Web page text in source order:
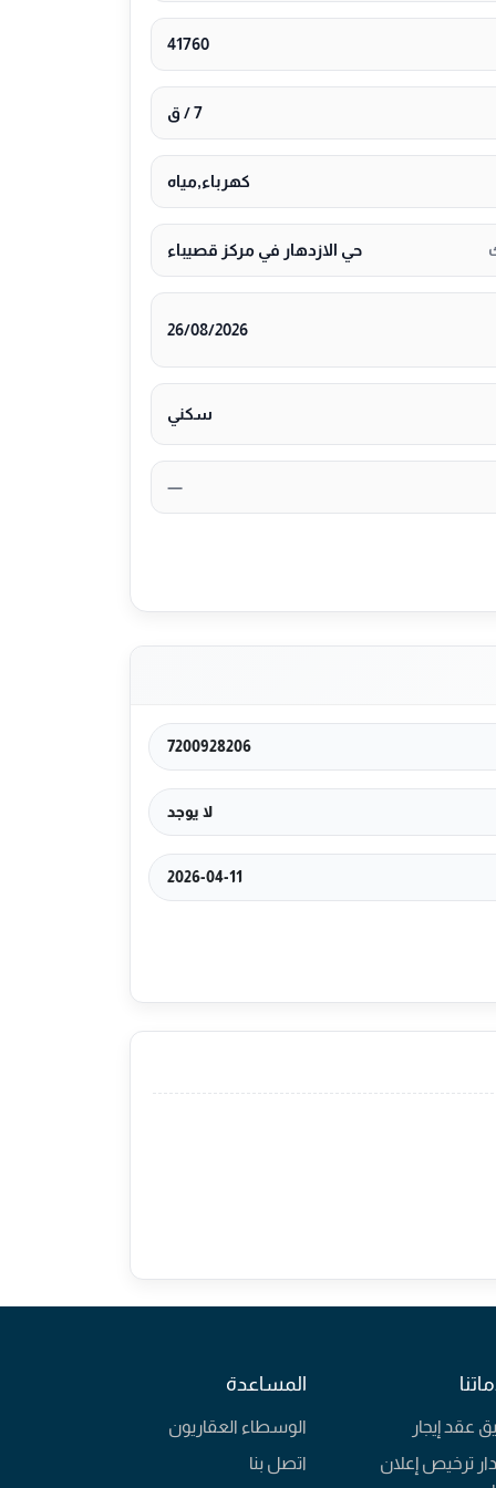
41760
7 / ق
كهرباء,مياه
حي الازدهار في مركز قصيباء
26/08/2026
سكني
—
7200928206
لا يوجد
2026-04-11
عقد إيجار
ترخيص إعلان
المساعدة
الوسطاء العقاريون
اتصل بنا